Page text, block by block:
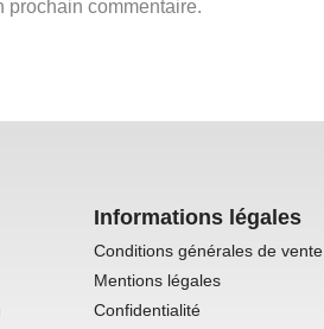
prochain commentaire.
Informations légales
Conditions générales de vente
Mentions légales
Confidentialité